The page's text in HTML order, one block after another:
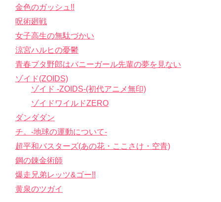
金色のガッシュ!!
呪術廻戦
女子高生の無駄づかい
涼宮ハルヒの憂鬱
青春ブタ野郎はバニーガール先輩の夢を見ない
ゾイド(ZOIDS)
ゾイド -ZOIDS-(初代アニメ無印)
ゾイドワイルドZERO
ダンダダン
チ。-地球の運動について-
超平和バスターズ(あの花・ここさけ・空青)
鋼の錬金術師
爆走兄弟レッツ&ゴー!!
黄泉のツガイ